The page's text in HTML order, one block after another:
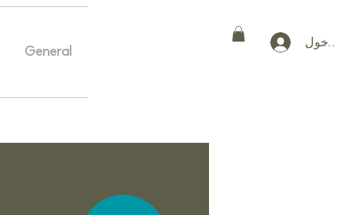
General
الدخول